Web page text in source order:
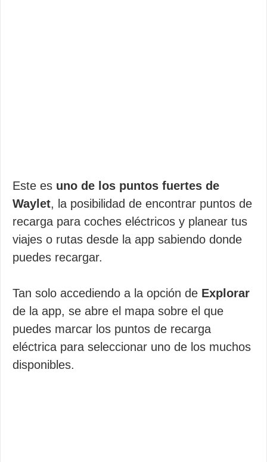
Este es uno de los puntos fuertes de
Waylet, la posibilidad de encontrar puntos de
recarga para coches eléctricos y planear tus
viajes o rutas desde la app sabiendo donde
puedes recargar.
Tan solo accediendo a la opción de Explorar
de la app, se abre el mapa sobre el que
puedes marcar los puntos de recarga
eléctrica para seleccionar uno de los muchos
disponibles.